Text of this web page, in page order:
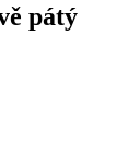
pátý